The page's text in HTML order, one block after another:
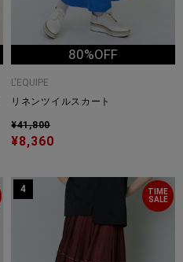
80%OFF
L'EQUIPE
リネンツイルスカート
¥41,800
¥8,360
TIME
SALE
4